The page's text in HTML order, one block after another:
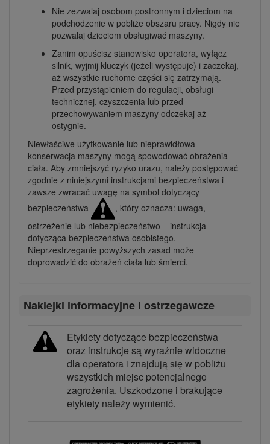
Nie zezwalaj osobom postronnym i dzieciom na
podchodzenie w pobliże obszaru pracy. Nigdy nie
pozwalaj dzieciom obsługiwać maszyny.
Zanim opuścisz stanowisko operatora, wyłącz
silnik, wyjmij kluczyk (jeżeli występuje) i zaczekaj,
aż wszystkie ruchome części się zatrzymają.
Przed przystąpieniem do regulacji, obsługi
technicznej, czyszczenia lub przed
przechowywaniem maszyny odczekaj aż
ostygnie.
Niewłaściwe użytkowanie lub nieprawidłowa
konserwacja maszyny mogą spowodować obrażenia
ciała. Aby zmniejszyć ryzyko urazu, należy postępować
zgodnie z niniejszymi instrukcjami bezpieczeństwa i
zawsze zwracać uwagę na symbol dotyczący
bezpieczeństwa
, który oznacza: uwaga,
ostrzeżenie lub niebezpieczeństwo – instrukcja
dotycząca bezpieczeństwa osobistego.
Nieprzestrzeganie powyższych zasad może
doprowadzić do obrażeń ciała lub śmierci.
Naklejki informacyjne i ostrzegawcze
Etykiety dotyczące bezpieczeństwa
oraz instrukcje są wyraźnie widoczne
dla operatora i znajdują się w pobliżu
wszystkich miejsc potencjalnego
zagrożenia. Uszkodzone i brakujące
etykiety należy wymienić.